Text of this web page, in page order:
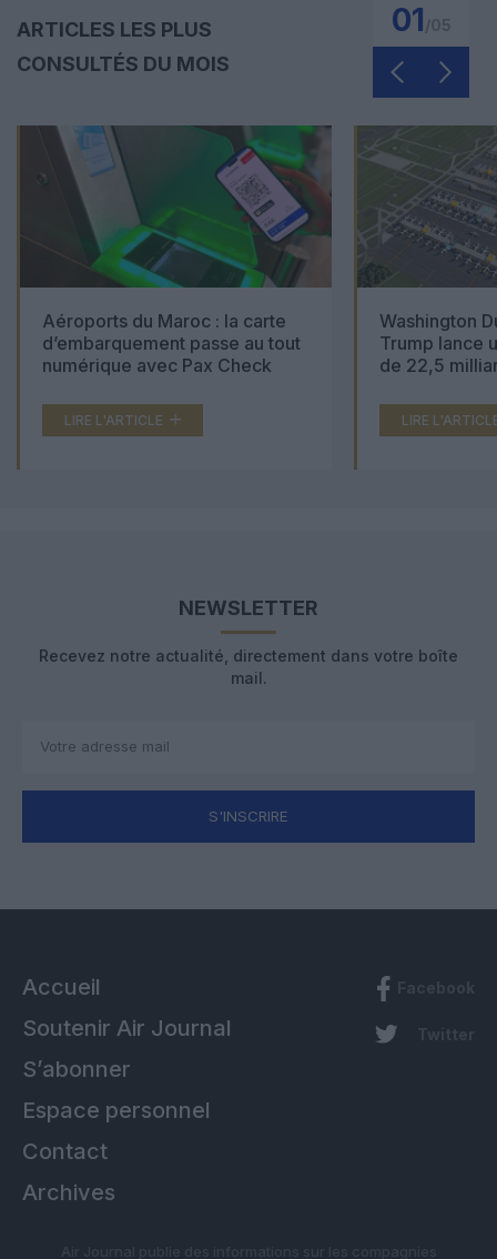
ARTICLES LES PLUS
CONSULTÉS DU MOIS
01
Aéroports du Maroc : la carte
d’embarquement passe au tout
numérique avec Pax Check
LIRE L'ARTICLE
Washington
Trump lance
de 22,5
LIRE
NEWSLETTER
Recevez notre actualité, directement dans votre boîte
mail.
S'INSCRIRE
Accueil
Soutenir Air Journal
S’abonner
Espace personnel
Contact
Archives